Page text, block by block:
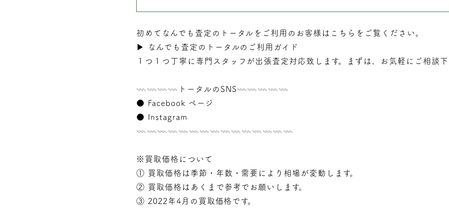
初めてなんでも査定のトータルをご利用のお客様はこちらをご覧ください。
▶︎
なんでも査定のトータルのご利用ガイド
１つ１つ丁寧に専門スタッフが出張査定対応致します。まずは、お気軽にご相談
𓇠𓇠𓇠𓇠トータルのSNS𓇠𓇠𓇠𓇠𓇠
● Facebook ページ
● Instagram
𓇠𓇠𓇠𓇠𓇠𓇠𓇠𓇠𓇠𓇠𓇠𓇠𓇠𓇠𓇠
※買取価格について
① 買取価格は季節・年数・需要により相場が変動します。
② 買取価格はあくまで参考でお願いします。
③ 2022年4月の買取価格です。